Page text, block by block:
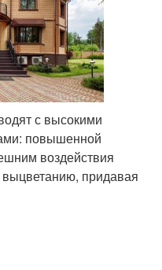
с высокими
повышенной
воздействия
придавая